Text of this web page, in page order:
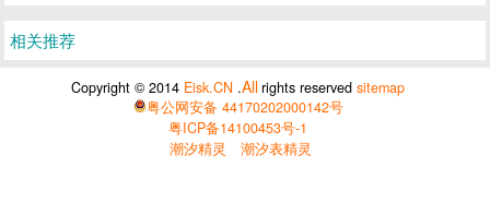
相关推荐
Copyright © 2014 Eisk.CN .Allrights reservedsitemap
粤公网安备 44170202000142号
粤ICP备14100453号-1
潮汐精灵
潮汐表精灵